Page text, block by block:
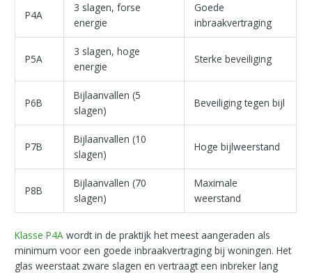
P4A
3 slagen, forse
energie
Goede
inbraakvertraging
P5A
3 slagen, hoge
energie
Sterke beveiliging
P6B
Bijlaanvallen (5
slagen)
Beveiliging tegen bijl
P7B
Bijlaanvallen (10
slagen)
Hoge bijlweerstand
P8B
Bijlaanvallen (70
slagen)
Maximale
weerstand
Klasse P4A wordt in de praktijk het meest aangeraden als
minimum voor een goede inbraakvertraging bij woningen. Het
glas weerstaat zware slagen en vertraagt een inbreker lang